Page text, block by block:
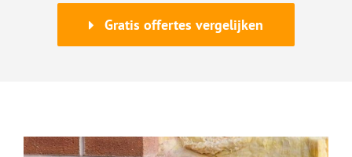
Gratis offertes vergelijken